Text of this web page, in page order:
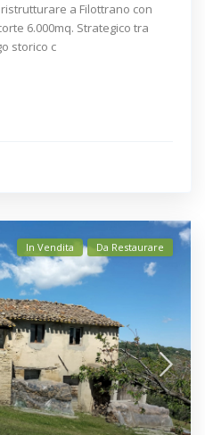
a Filottrano con
6.000mq. Strategico tra
storico c
In Vendita Da Restaurare